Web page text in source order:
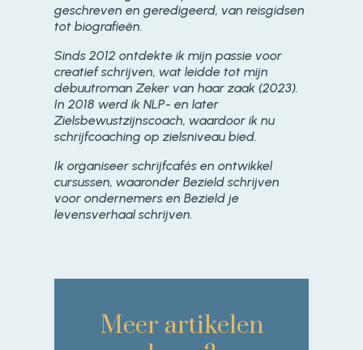
geschreven en geredigeerd, van reisgidsen
tot biografieën.
Sinds 2012 ontdekte ik mijn passie voor
creatief schrijven, wat leidde tot mijn
debuutroman Zeker van haar zaak (2023).
In 2018 werd ik NLP- en later
Zielsbewustzijnscoach, waardoor ik nu
schrijfcoaching op zielsniveau bied.
Ik organiseer schrijfcafés en ontwikkel
cursussen, waaronder Bezield schrijven
voor ondernemers en Bezield je
levensverhaal schrijven.
Meer artikelen